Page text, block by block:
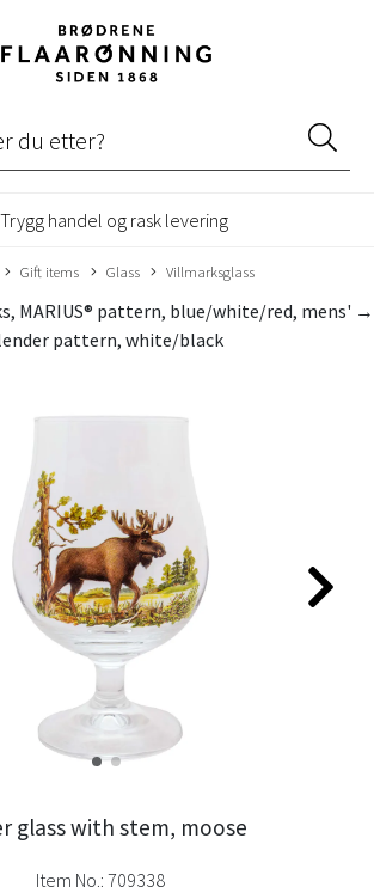
Trygg handel og rask levering
Gift items Glass Villmarksglass
MARIUS® pattern, blue/white/red, mens' →
pattern, white/black
glass with stem, moose
Item No.: 709338